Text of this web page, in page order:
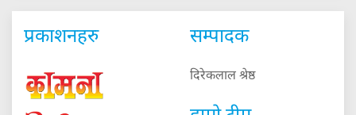
प्रकाशनहरु सम्पादक
दिरेकलाल श्रेष्ठ